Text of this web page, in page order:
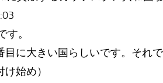
。
に大きい国らしいです。それ
始め）